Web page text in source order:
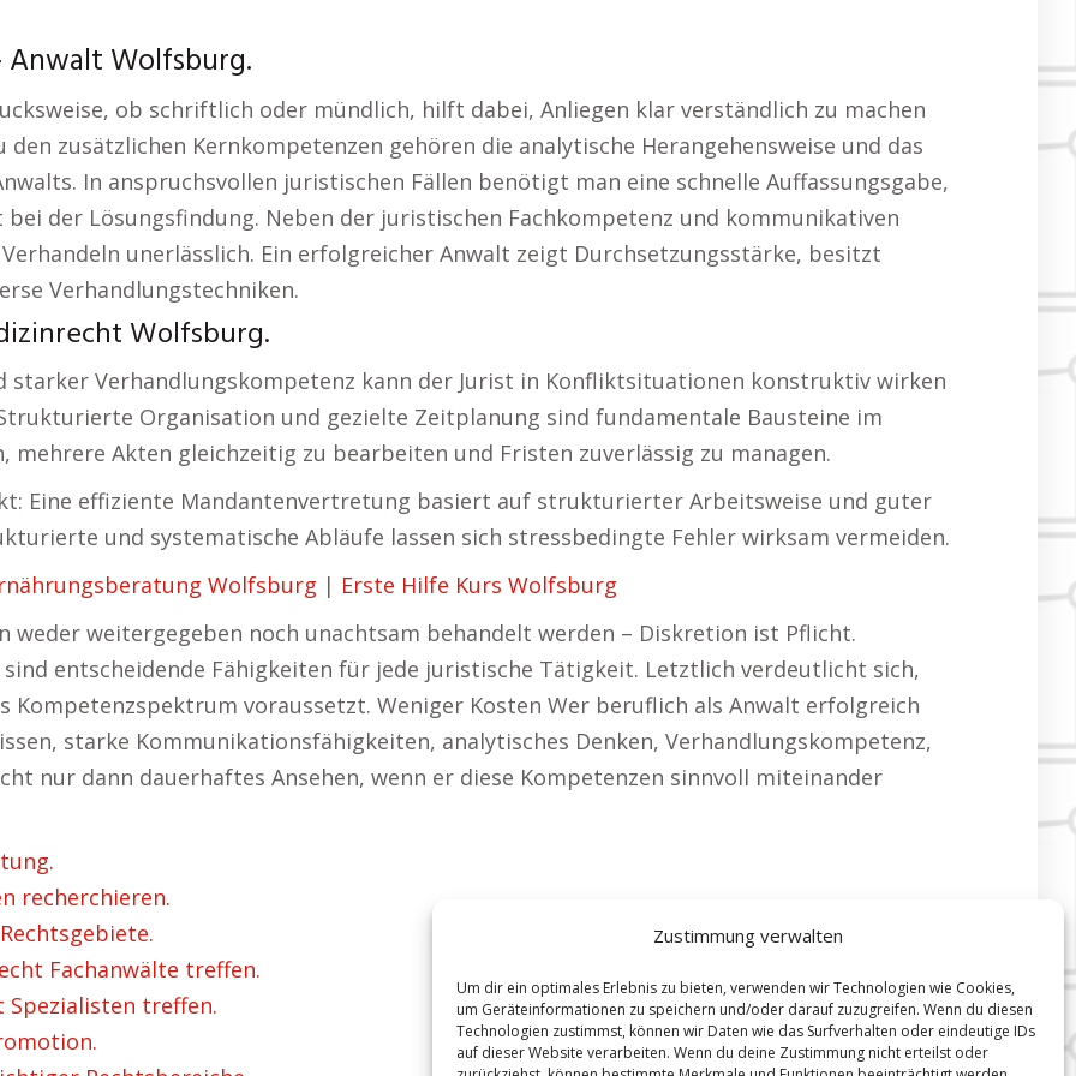
Zustimmung verwalten
Um dir ein optimales Erlebnis zu bieten, verwenden wir Technologien wie Cookies,
um Geräteinformationen zu speichern und/oder darauf zuzugreifen. Wenn du diesen
Technologien zustimmst, können wir Daten wie das Surfverhalten oder eindeutige IDs
auf dieser Website verarbeiten. Wenn du deine Zustimmung nicht erteilst oder
Wolfsburg.
ob schriftlich oder mündlich, hilft dabei, Anliegen klar verständlich zu machen
zusätzlichen Kernkompetenzen gehören die analytische Herangehensweise und das
In anspruchsvollen juristischen Fällen benötigt man eine schnelle Auffassungsgabe,
der Lösungsfindung. Neben der juristischen Fachkompetenz und kommunikativen
unerlässlich. Ein erfolgreicher Anwalt zeigt Durchsetzungsstärke, besitzt
Verhandlungstechniken.
Wolfsburg.
Verhandlungskompetenz kann der Jurist in Konfliktsituationen konstruktiv wirken
Organisation und gezielte Zeitplanung sind fundamentale Bausteine im
mehrere Akten gleichzeitig zu bearbeiten und Fristen zuverlässig zu managen.
Eine effiziente Mandantenvertretung basiert auf strukturierter Arbeitsweise und guter
und systematische Abläufe lassen sich stressbedingte Fehler wirksam vermeiden.
Wolfsburg | Erste Hilfe Kurs Wolfsburg
weder weitergegeben noch unachtsam behandelt werden – Diskretion ist Pflicht.
entscheidende Fähigkeiten für jede juristische Tätigkeit. Letztlich verdeutlicht sich,
voraussetzt. Weniger Kosten Wer beruflich als Anwalt erfolgreich
starke Kommunikationsfähigkeiten, analytisches Denken, Verhandlungskompetenz,
nur dann dauerhaftes Ansehen, wenn er diese Kompetenzen sinnvoll miteinander
recherchieren.
Fachanwälte treffen.
Spezialisten treffen.